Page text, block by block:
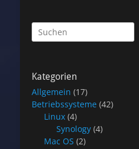
Suchen
nach:
Kategorien
Allgemein (17)
Betriebssysteme (42)
Linux (4)
Synology (4)
Mac OS (2)